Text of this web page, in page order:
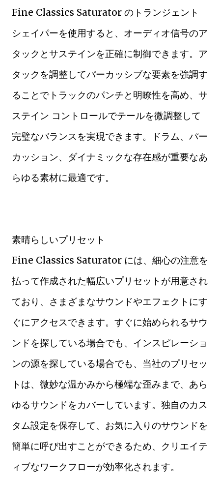
Fine Classics Saturator のトランジェント
シェイパーを使用すると、オーディオ信号のア
タックとサステインを正確に制御できます。ア
タックを調整してパーカッシブな要素を強調す
ることでトラックのパンチと明瞭性を高め、サ
ステイン コントロールでテールを微調整して
完璧なバランスを実現できます。ドラム、パー
カッション、ダイナミックな存在感が重要なあ
らゆる素材に最適です。
素晴らしいプリセット
Fine Classics Saturator には、細心の注意を
払って作成された幅広いプリセットが用意され
ており、さまざまなサウンドやエフェクトにす
ぐにアクセスできます。すぐに始められるサウ
ンドを探している場合でも、インスピレーショ
ンの源を探している場合でも、当社のプリセッ
トは、微妙な温かみから極端な歪みまで、あら
ゆるサウンドをカバーしています。独自のカス
タム設定を保存して、お気に入りのサウンドを
簡単に呼び出すことができるため、クリエイテ
ィブなワークフローが効率化されます。